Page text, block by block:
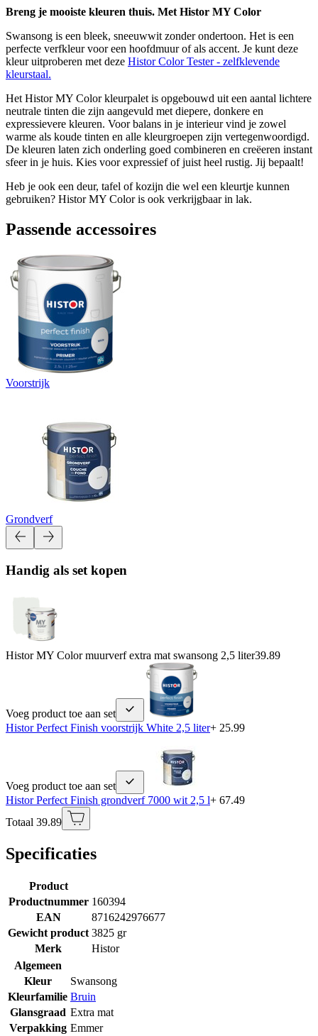
Breng je mooiste kleuren thuis. Met Histor MY Color
Swansong is een bleek, sneeuwwit zonder ondertoon. Het is een
perfecte verfkleur voor een hoofdmuur of als accent. Je kunt deze
kleur uitproberen met deze Histor Color Tester - zelfklevende
kleurstaal.
Het Histor MY Color kleurpalet is opgebouwd uit een aantal lichtere
neutrale tinten die zijn aangevuld met diepere, donkere en
expressievere kleuren. Voor balans in je interieur vind je zowel
warme als koude tinten en alle kleurgroepen zijn vertegenwoordigd.
De kleuren laten zich onderling goed combineren en creëeren instant
sfeer in je huis. Kies voor expressief of juist heel rustig. Jij bepaalt!
Heb je ook een deur, tafel of kozijn die wel een kleurtje kunnen
gebruiken? Histor MY Color is ook verkrijgbaar in lak.
Passende accessoires
Voorstrijk
Grondverf
Handig als set kopen
Histor MY Color muurverf extra mat swansong 2,5 liter39.89
Voeg product toe aan set
Histor Perfect Finish voorstrijk White 2,5 liter+ 25.99
Voeg product toe aan set
Histor Perfect Finish grondverf 7000 wit 2,5 l+ 67.49
Totaal 39.89
Specificaties
Product
Productnummer 160394
EAN
8716242976677
Gewicht product 3825 gr
Merk
Histor
Algemeen
Kleur
Swansong
Kleurfamilie Bruin
Glansgraad Extra mat
Verpakking Emmer